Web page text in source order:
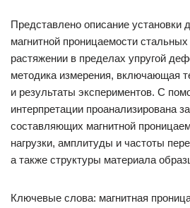
Представлено описание установки
магнитной проницаемости
растяжении в пределах упругой
методика измерения, включающая
и результаты экспериментов. С
интерпретации проанализирована
составляющих магнитной
нагрузки, амплитуды и частоты
а также структуры материала
Ключевые слова: магнитная